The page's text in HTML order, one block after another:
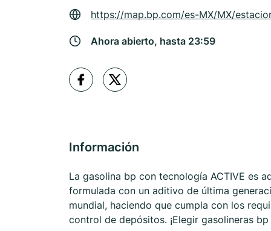
https://map.bp.com/es-MX/MX/
Ahora abierto, hasta 23:59
Información
La gasolina bp con tecnología ACTIVE es
formulada con un aditivo de última
mundial, haciendo que cumpla con los
control de depósitos. ¡Elegir gasolineras